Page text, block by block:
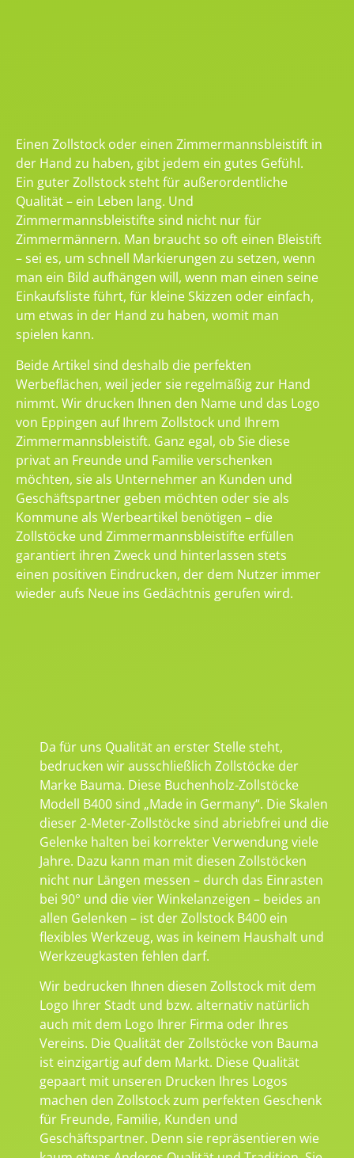
Einen Zollstock oder einen Zimmermannsbleistift in
der Hand zu haben, gibt jedem ein gutes Gefühl.
Ein guter Zollstock steht für außerordentliche
Qualität – ein Leben lang. Und
Zimmermannsbleistifte sind nicht nur für
Zimmermännern. Man braucht so oft einen Bleistift
– sei es, um schnell Markierungen zu setzen, wenn
man ein Bild aufhängen will, wenn man einen seine
Einkaufsliste führt, für kleine Skizzen oder einfach,
um etwas in der Hand zu haben, womit man
spielen kann.
Beide Artikel sind deshalb die perfekten
Werbeflächen, weil jeder sie regelmäßig zur Hand
nimmt. Wir drucken Ihnen den Name und das Logo
von Eppingen auf Ihrem Zollstock und Ihrem
Zimmermannsbleistift. Ganz egal, ob Sie diese
privat an Freunde und Familie verschenken
möchten, sie als Unternehmer an Kunden und
Geschäftspartner geben möchten oder sie als
Kommune als Werbeartikel benötigen – die
Zollstöcke und Zimmermannsbleistifte erfüllen
garantiert ihren Zweck und hinterlassen stets
einen positiven Eindrucken, der dem Nutzer immer
wieder aufs Neue ins Gedächtnis gerufen wird.
Da für uns Qualität an erster Stelle steht,
bedrucken wir ausschließlich Zollstöcke der
Marke Bauma. Diese Buchenholz-Zollstöcke
Modell B400 sind „Made in Germany“. Die Skalen
dieser 2-Meter-Zollstöcke sind abriebfrei und die
Gelenke halten bei korrekter Verwendung viele
Jahre. Dazu kann man mit diesen Zollstöcken
nicht nur Längen messen – durch das Einrasten
bei 90° und die vier Winkelanzeigen – beides an
allen Gelenken – ist der Zollstock B400 ein
flexibles Werkzeug, was in keinem Haushalt und
Werkzeugkasten fehlen darf.
Wir bedrucken Ihnen diesen Zollstock mit dem
Logo Ihrer Stadt und bzw. alternativ natürlich
auch mit dem Logo Ihrer Firma oder Ihres
Vereins. Die Qualität der Zollstöcke von Bauma
ist einzigartig auf dem Markt. Diese Qualität
gepaart mit unseren Drucken Ihres Logos
machen den Zollstock zum perfekten Geschenk
für Freunde, Familie, Kunden und
Geschäftspartner. Denn sie repräsentieren wie